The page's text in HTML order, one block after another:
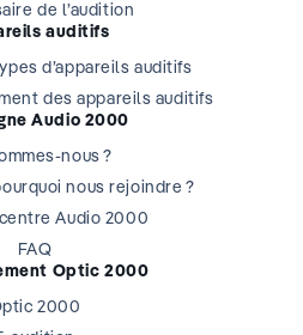
de l’audition
auditifs
d’appareils auditifs
des appareils auditifs
Audio 2000
nous ?
nous rejoindre ?
Audio 2000
FAQ
Optic 2000
2000